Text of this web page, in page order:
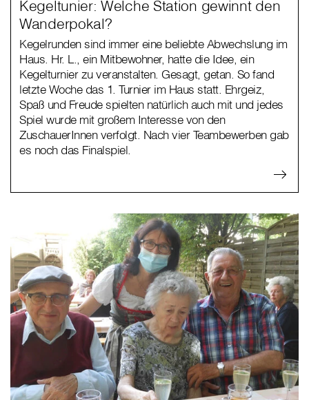
Kegeltunier: Welche Station gewinnt den
Wanderpokal?
Kegelrunden sind immer eine beliebte Abwechslung im
Haus. Hr. L., ein Mitbewohner, hatte die Idee, ein
Kegelturnier zu veranstalten. Gesagt, getan. So fand
letzte Woche das 1. Turnier im Haus statt. Ehrgeiz,
Spaß und Freude spielten natürlich auch mit und jedes
Spiel wurde mit großem Interesse von den
ZuschauerInnen verfolgt. Nach vier Teambewerben gab
es noch das Finalspiel.